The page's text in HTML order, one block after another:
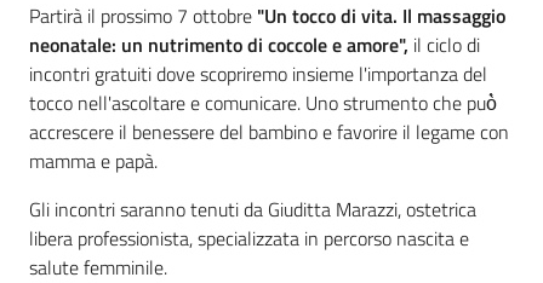
Partirà il prossimo 7 ottobre "Un tocco di vita. Il massaggio
neonatale: un nutrimento di coccole e amore", il ciclo di
incontri gratuiti dove scopriremo insieme l'importanza del
tocco nell'ascoltare e comunicare. Uno strumento che può̀
accrescere il benessere del bambino e favorire il legame con
mamma e papà.
Gli incontri saranno tenuti da Giuditta Marazzi, ostetrica
libera professionista, specializzata in percorso nascita e
salute femminile.